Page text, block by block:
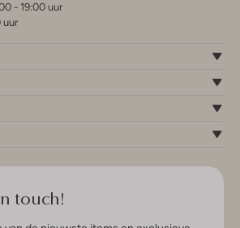
- 19:00 uur
uur
touch!